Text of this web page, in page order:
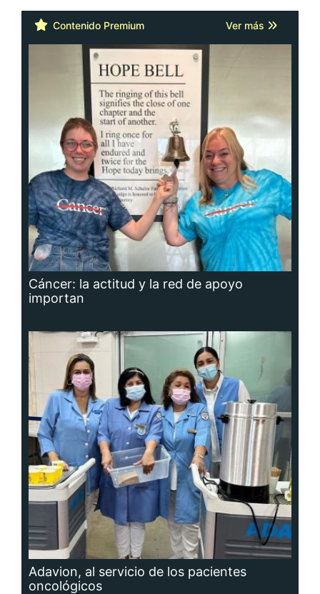
Contenido Premium Ver más
Cáncer: la actitud y la red de apoyo
importan
Adavion, al servicio de los pacientes
oncológicos